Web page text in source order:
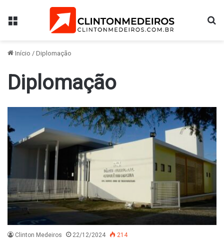
Menu
Início / Diplomação
Diplomação
Clinton Medeiros 22/12/2024 214